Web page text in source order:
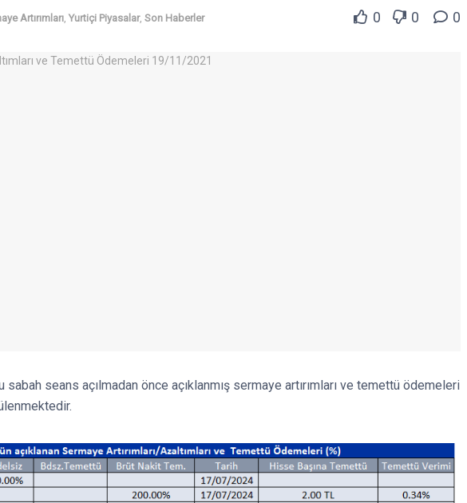
Artırımları Yurtiçi Piyasalar, Son Haberler 0 0 0
sabah seans açılmadan önce açıklanmış sermaye artırımları ve temettü ödemeleri